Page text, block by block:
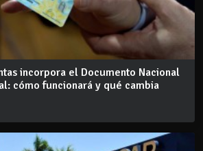
incorpora el Documento Nacional
cómo funcionará y qué cambia